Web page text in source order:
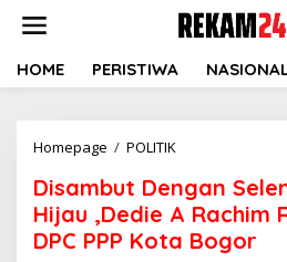
HOME PERISTIWA
Homepage / POLITIKDisambut
Selendang
Berwarna
Hijau
,Dedie
Disambut Dengan
Hijau ,Dedie A Rachim
DPC PPP Kota Bogor